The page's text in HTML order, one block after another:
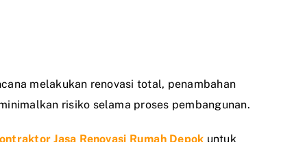
melakukan renovasi total, penambahan
risiko selama proses pembangunan.
Jasa Renovasi Rumah Depok untuk